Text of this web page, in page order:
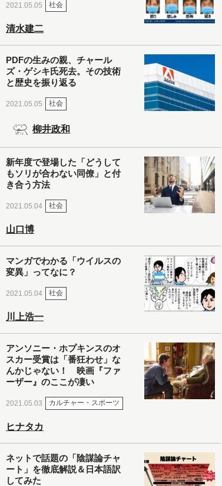
2021.05.05 社会
清水建二
PDFの生みの親、チャール
ズ・ゲシキ氏死去。その技術
と歴史を振り返る
2021.05.05 社会
柳井政和
新年度で登場した「どうして
もソリが合わない同僚」と付
き合う方法
2021.05.04 社会
山口博
マンガでわかる「ウイルスの
変異」ってなに？
2021.05.04 社会
川上浩一
アンソニー・ホプキンスのオ
スカー受賞は「番狂わせ」な
んかじゃない！ 映画『ファ
ーザー』のここが凄い
2021.05.03 カルチャー・スポーツ
ヒナタカ
ネットで話題の「陰謀論チャ
ート」を徹底解説＆日本語訳
してみた